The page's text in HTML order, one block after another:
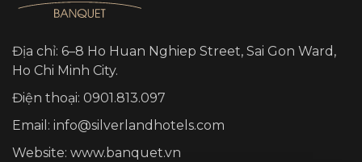
Địa chỉ: 6–8 Ho Huan Nghiep Street, Sai Gon Ward,
Ho Chi Minh City.
Điện thoại: 0901.813.097
Email: info@silverlandhotels.com
Website: www.banquet.vn